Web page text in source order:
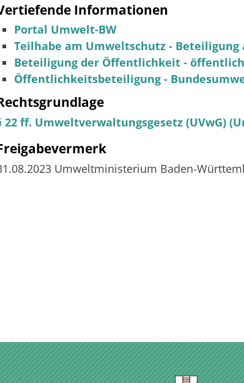
Informationen
Portal Umwelt-BW
Teilhabe am Umweltschutz -
Beteiligung der Öffentlichkeit -
Öffentlichkeitsbeteiligung -
22 ff. Umweltverwaltungsgesetz (UVwG)
Umweltministerium Baden-